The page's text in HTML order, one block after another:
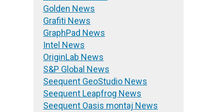
Golden News
Grafiti News
GraphPad News
Intel News
OriginLab News
S&P Global News
Seequent GeoStudio News
Seequent Leapfrog News
Seequent Oasis montaj News